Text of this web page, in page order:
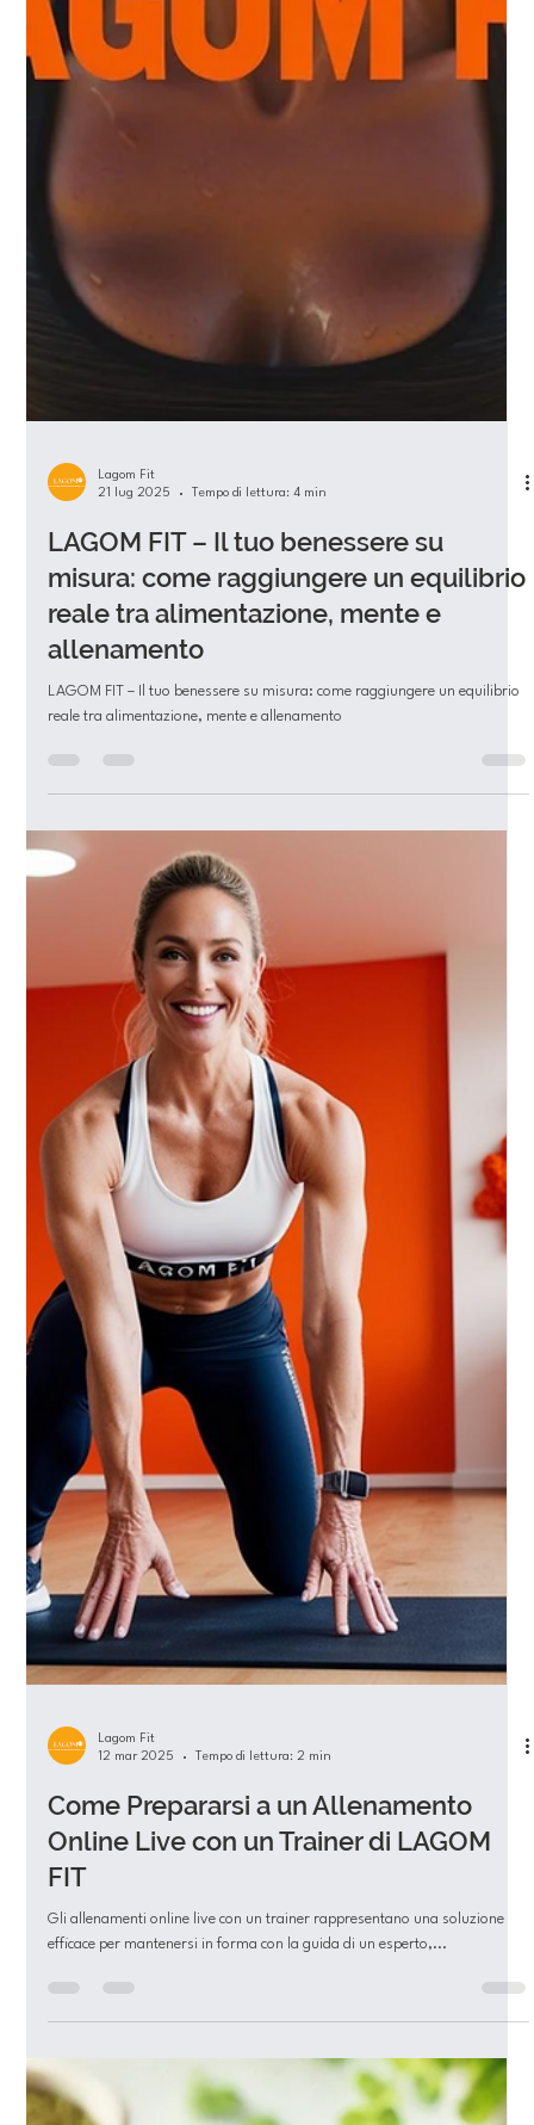
Lagom Fit
21 lug 2025
Tempo di lettura: 4 min
LAGOM FIT – Il tuo benessere su
misura: come raggiungere un equilibrio
reale tra alimentazione, mente e
allenamento
LAGOM FIT – Il tuo benessere su misura: come raggiungere un equilibrio
reale tra alimentazione, mente e allenamento